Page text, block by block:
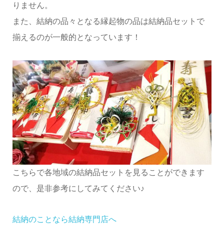
りません。
また、結納の品々となる縁起物の品は結納品セットで
揃えるのが一般的となっています！
こちらで各地域の結納品セットを見ることができます
ので、是非参考にしてみてください♪
結納のことなら結納専門店へ